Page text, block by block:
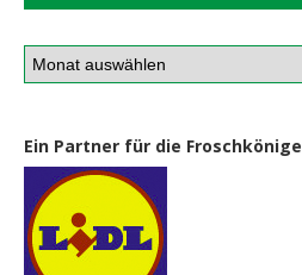
Ein Partner für die Froschkönige